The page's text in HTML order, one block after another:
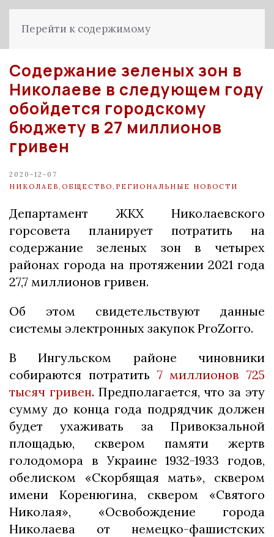
Перейти к содержимому
Содержание зеленых зон в
Николаеве в следующем году
обойдется городскому
бюджету в 27 миллионов
гривен
2020-12-07
НИКОЛАЕВ ОБЩЕСТВО РЕГИОНАЛЬНЫЕ НОВОСТИ
Департамент ЖКХ Николаевского
горсовета планирует потратить на
содержание зеленых зон в четырех
районах города на протяжении 2021 года
27,7 миллионов гривен.
Об этом свидетельствуют данные
системы электронных закупок ProZorro.
В Ингульском районе чиновники
собираются потратить 7 миллионов 725
тысяч гривен. Предполагается, что за эту
сумму до конца года подрядчик должен
будет ухаживать за Привокзальной
площадью, сквером памяти жертв
голодомора в Украине 1932-1933 годов,
обелиском «Скорбящая мать», сквером
имени Коренюгина, сквером «Святого
Николая», «Освобождение города
Николаева от немецко-фашистских